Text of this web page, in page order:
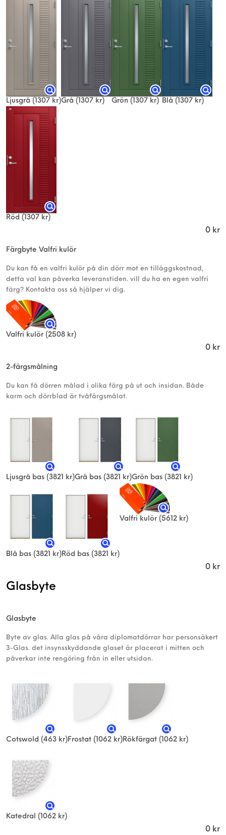
Ljusgrå (1307 kr)Grå (1307 kr) Grön (1307 kr) Blå (1307 kr)
Röd (1307 kr)
0 kr
Färgbyte Valfri kulör
Du kan få en valfri kulör på din dörr mot en tilläggskostnad,
detta val kan påverka leveranstiden. vill du ha en egen valfri
färg? Kontakta oss så hjälper vi dig.
Valfri kulör(2508 kr)
0 kr
2-färgsmålning
Du kan få dörren målad i olika färg på ut och insidan. Både
karm och dörrblad är tvåfärgsmålat.
Ljusgrå bas (3821 kr)Grå bas (3821 kr)Grön bas (3821 kr)
Blå bas (3821 kr)Röd bas (3821 kr)
Valfri kulör(5612 kr)
0 kr
Glasbyte
Glasbyte
Byte av glas. Alla glas på våra diplomatdörrar har personsäkert
3-Glas. det insynsskyddande glaset är placerat i mitten och
påverkar inte rengöring från in eller utsidan.
Cotswold (463 kr)Frostat (1062 kr)Rökfärgat (1062 kr)
Katedral (1062 kr)
0 kr